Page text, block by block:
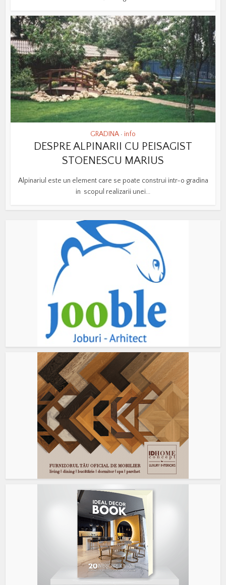
GRADINA • info
DESPRE ALPINARII CU PEISAGIST
STOENESCU MARIUS
Alpinariul este un element care se poate construi intr-o gradina
in scopul realizarii unei...